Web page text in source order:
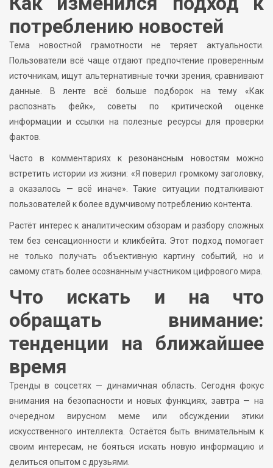
потреблению новостей
Тема новостной грамотности не теряет актуальности.
Пользователи всё чаще отдают предпочтение проверенным
источникам, ищут альтернативные точки зрения, сравнивают
данные. В ленте всё больше подборок на тему «Как
распознать фейк», советы по критической оценке
информации и ссылки на полезные ресурсы для проверки
фактов.
Часто в комментариях к резонансным новостям можно
встретить истории из жизни: «Я поверил громкому заголовку,
а оказалось — всё иначе». Такие ситуации подталкивают
пользователей к более вдумчивому потреблению контента.
Растёт интерес к аналитическим обзорам и разбору сложных
тем без сенсационности и кликбейта. Этот подход помогает
не только получать объективную картину событий, но и
самому стать более осознанным участником цифрового мира.
Что искать и на что
обращать внимание:
тенденции на ближайшее
время
Тренды в соцсетях — динамичная область. Сегодня фокус
внимания на безопасности и новых функциях, завтра — на
очередном вирусном мемe или обсуждении этики
искусственного интеллекта. Остаётся быть внимательным к
своим интересам, не бояться искать новую информацию и
делиться опытом с друзьями.